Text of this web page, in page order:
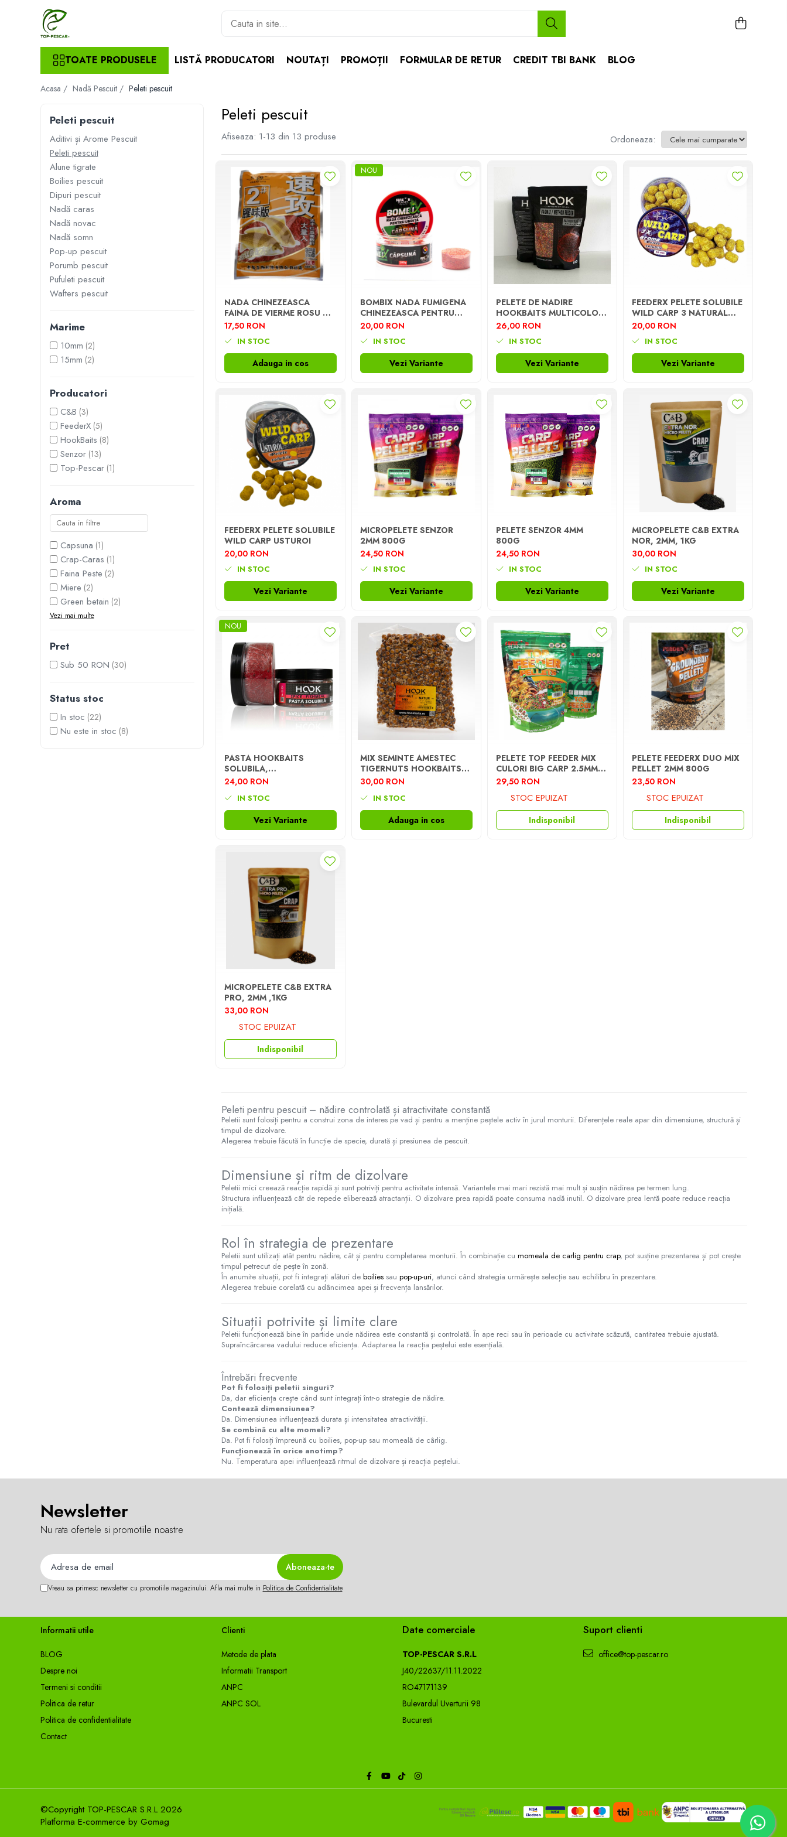
Toate Produsele
Pescuit la Crap
Cârlige crap
Nadă și momeală
Momeală cârlig crap
Alune tigrate
Senzori pescuit
Swingere pescuit
Picheți pescuit
Monturi și componente
Accesorii crap
Monturi crap
Accesorii monturi
Vartej pescuit
Agrafe pescuit
Opritoare pescuit
Crosete si burghie pescuit
Foarfeca pescuit
Cleste pescuit
Tub antitangle
Echipament de bază
Lansete feeder
Cârlige feeder
Monturi și componente
Undițe de pescuit
Fire stationar
Plumbi pescuit
Plute pescuit
Cârlige stationar
Agrafe pescuit
Rig pescuit
Opritoare pescuit
Crosete si burghie pescuit
Foarfeca pescuit
Pescuit la Somn
Pescuit General
Juvelnic pescuit
TOATE PRODUSELE LISTĂ PRODUCATORI NOUTAȚI PROMOȚII FORMULAR DE RETUR CREDIT TBI BANK BLOG
Acasa / Nadă Pescuit / Peleti pescuit
Peleti pescuit
Peleti pescuit
Aditivi și Arome Pescuit
Peleti pescuit
Alune tigrate
Boilies pescuit
Dipuri pescuit
Nadă caras
Nadă novac
Nadă somn
Pop-up pescuit
Porumb pescuit
Pufuleti pescuit
Wafters pescuit
Marime
10mm (2)
15mm (2)
Producatori
C&B (3)
FeederX (5)
HookBaits (8)
Senzor (13)
Top-Pescar (1)
Aroma
Capsuna (1)
Crap-Caras (1)
Faina Peste (2)
Miere (2)
Green betain (2)
Vezi mai multe
Pret
Sub 50 RON (30)
Status stoc
In stoc (22)
Nu este in stoc (8)
Afiseaza: 1-13 din 13 produse Ordoneaza:
NADA CHINEZEASCA
FAINA DE VIERME ROSU NR
2 PUNGA ORANGE
OLDGHOST 100G
17,50 RON
IN STOC
Adauga in cos
NOU
BOMBIX NADA FUMIGENA
CHINEZEASCA PENTRU
UNDITA 100G
20,00 RON
IN STOC
Vezi Variante
PELETE DE NADIRE
HOOKBAITS MULTICOLOR
PELLET MIX, 2MM, 1KG
26,00 RON
IN STOC
Vezi Variante
FEEDERX PELETE SOLUBILE
WILD CARP 3 NATURAL
MIX AROMA
20,00 RON
IN STOC
Vezi Variante
FEEDERX PELETE SOLUBILE
WILD CARP USTUROI
20,00 RON
IN STOC
Vezi Variante
MICROPELETE SENZOR
2MM 800G
24,50 RON
IN STOC
Vezi Variante
PELETE SENZOR 4MM
800G
24,50 RON
IN STOC
Vezi Variante
MICROPELETE C&B EXTRA
NOR, 2MM, 1KG
30,00 RON
IN STOC
Vezi Variante
NOU
PASTA HOOKBAITS
SOLUBILA,
350ML/BORCAN
24,00 RON
IN STOC
Vezi Variante
MIX SEMINTE AMESTEC
TIGERNUTS HOOKBAITS,
800G
30,00 RON
IN STOC
Adauga in cos
PELETE TOP FEEDER MIX
CULORI BIG CARP 2.5MM
1KG
29,50 RON
STOC EPUIZAT
Indisponibil
PELETE FEEDERX DUO MIX
PELLET 2MM 800G
23,50 RON
STOC EPUIZAT
Indisponibil
MICROPELETE C&B EXTRA
PRO, 2MM ,1KG
33,00 RON
STOC EPUIZAT
Indisponibil
Peleti pentru pescuit – nădire controlată și atractivitate constantă
Peletii sunt folosiți pentru a construi zona de interes pe vad și pentru a menține peștele activ în jurul monturii. Diferențele reale apar din dimensiune, structură și
timpul de dizolvare.
Alegerea trebuie făcută în funcție de specie, durată și presiunea de pescuit.
Dimensiune și ritm de dizolvare
Peletii mici creează reacție rapidă și sunt potriviți pentru activitate intensă. Variantele mai mari rezistă mai mult și susțin nădirea pe termen lung.
Structura influențează cât de repede eliberează atractanții. O dizolvare prea rapidă poate consuma nadă inutil. O dizolvare prea lentă poate reduce reacția
inițială.
Rol în strategia de prezentare
Peletii sunt utilizați atât pentru nădire, cât și pentru completarea monturii. În combinație cu momeala de carlig pentru crap, pot susține prezentarea și pot crește
timpul petrecut de pește în zonă.
În anumite situații, pot fi integrați alături de boiliessau pop-up-uri, atunci când strategia urmărește selecție sau echilibru în prezentare.
Alegerea trebuie corelată cu adâncimea apei și frecvența lansărilor.
Situații potrivite și limite clare
Peletii funcționează bine în partide unde nădirea este constantă și controlată. În ape reci sau în perioade cu activitate scăzută, cantitatea trebuie ajustată.
Supraîncărcarea vadului reduce eficiența. Adaptarea la reacția peștelui este esențială.
Întrebări frecvente
Pot fi folosiți peletii singuri?
Da, dar eficiența crește când sunt integrați într-o strategie de nădire.
Contează dimensiunea?
Da. Dimensiunea influențează durata și intensitatea atractivității.
Se combină cu alte momeli?
Da. Pot fi folosiți împreună cu boilies, pop-up sau momeală de cârlig.
Funcționează în orice anotimp?
Nu. Temperatura apei influențează ritmul de dizolvare și reacția peștelui.
Newsletter
Nu rata ofertele si promotiile noastre
Vreau sa primesc newsletter cu promotiile magazinului. Afla mai multe in Politica de Confidentialitate
Informatii utile
BLOG
Despre noi
Termeni si conditii
Politica de retur
Politica de confidentialitate
Contact
Clienti
Metode de plata
Informatii Transport
ANPC
ANPC SOL
Date comerciale
TOP-PESCAR S.R.L
J40/22637/11.11.2022
RO47171139
Bulevardul Uverturii 98
Bucuresti
Suport clienti
office@top-pescar.ro
©Copyright TOP-PESCAR S.R.L 2026
Platforma E-commerce by Gomag